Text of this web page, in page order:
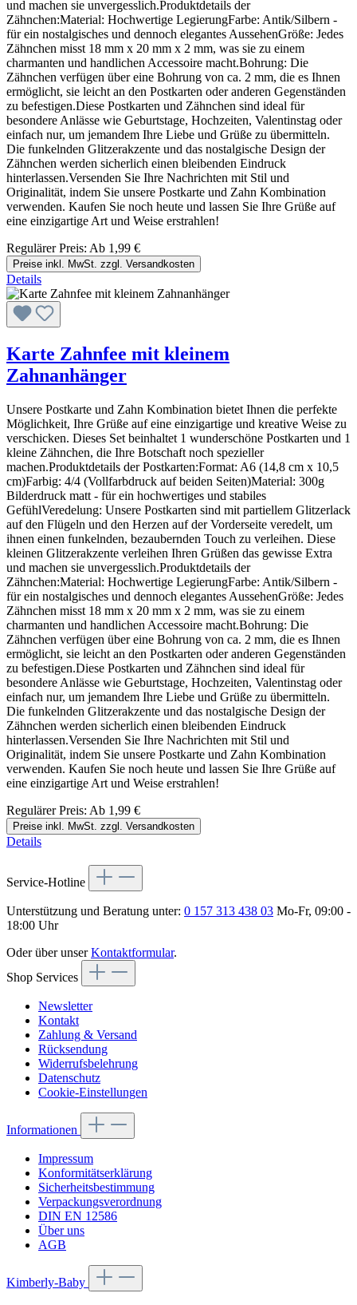
und machen sie unvergesslich.Produktdetails der
Zähnchen:Material: Hochwertige LegierungFarbe: Antik/Silbern -
für ein nostalgisches und dennoch elegantes AussehenGröße: Jedes
Zähnchen misst 18 mm x 20 mm x 2 mm, was sie zu einem
charmanten und handlichen Accessoire macht.Bohrung: Die
Zähnchen verfügen über eine Bohrung von ca. 2 mm, die es Ihnen
ermöglicht, sie leicht an den Postkarten oder anderen Gegenständen
zu befestigen.Diese Postkarten und Zähnchen sind ideal für
besondere Anlässe wie Geburtstage, Hochzeiten, Valentinstag oder
einfach nur, um jemandem Ihre Liebe und Grüße zu übermitteln.
Die funkelnden Glitzerakzente und das nostalgische Design der
Zähnchen werden sicherlich einen bleibenden Eindruck
hinterlassen.Versenden Sie Ihre Nachrichten mit Stil und
Originalität, indem Sie unsere Postkarte und Zahn Kombination
verwenden. Kaufen Sie noch heute und lassen Sie Ihre Grüße auf
eine einzigartige Art und Weise erstrahlen!
Regulärer Preis: Ab 1,99 €
Preise inkl. MwSt. zzgl. Versandkosten
Details
Karte Zahnfee mit kleinem
Zahnanhänger
Unsere Postkarte und Zahn Kombination bietet Ihnen die perfekte
Möglichkeit, Ihre Grüße auf eine einzigartige und kreative Weise zu
verschicken. Dieses Set beinhaltet 1 wunderschöne Postkarten und 1
kleine Zähnchen, die Ihre Botschaft noch spezieller
machen.Produktdetails der Postkarten:Format: A6 (14,8 cm x 10,5
cm)Farbig: 4/4 (Vollfarbdruck auf beiden Seiten)Material: 300g
Bilderdruck matt - für ein hochwertiges und stabiles
GefühlVeredelung: Unsere Postkarten sind mit partiellem Glitzerlack
auf den Flügeln und den Herzen auf der Vorderseite veredelt, um
ihnen einen funkelnden, bezaubernden Touch zu verleihen. Diese
kleinen Glitzerakzente verleihen Ihren Grüßen das gewisse Extra
und machen sie unvergesslich.Produktdetails der
Zähnchen:Material: Hochwertige LegierungFarbe: Antik/Silbern -
für ein nostalgisches und dennoch elegantes AussehenGröße: Jedes
Zähnchen misst 18 mm x 20 mm x 2 mm, was sie zu einem
charmanten und handlichen Accessoire macht.Bohrung: Die
Zähnchen verfügen über eine Bohrung von ca. 2 mm, die es Ihnen
ermöglicht, sie leicht an den Postkarten oder anderen Gegenständen
zu befestigen.Diese Postkarten und Zähnchen sind ideal für
besondere Anlässe wie Geburtstage, Hochzeiten, Valentinstag oder
einfach nur, um jemandem Ihre Liebe und Grüße zu übermitteln.
Die funkelnden Glitzerakzente und das nostalgische Design der
Zähnchen werden sicherlich einen bleibenden Eindruck
hinterlassen.Versenden Sie Ihre Nachrichten mit Stil und
Originalität, indem Sie unsere Postkarte und Zahn Kombination
verwenden. Kaufen Sie noch heute und lassen Sie Ihre Grüße auf
eine einzigartige Art und Weise erstrahlen!
Regulärer Preis: Ab 1,99 €
Preise inkl. MwSt. zzgl. Versandkosten
Details
Service-Hotline
Unterstützung und Beratung unter: 0 157 313 438 03 Mo-Fr, 09:00 -
18:00 Uhr
Oder über unserKontaktformular.
Shop Services
Newsletter
Kontakt
Zahlung & Versand
Rücksendung
Widerrufsbelehrung
Datenschutz
Cookie-Einstellungen
Informationen
Impressum
Konformitätserklärung
Sicherheitsbestimmung
Verpackungsverordnung
DIN EN 12586
Über uns
AGB
Kimberly-Baby